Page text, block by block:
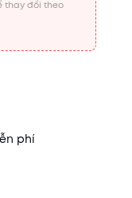
thay đổi theo
phí